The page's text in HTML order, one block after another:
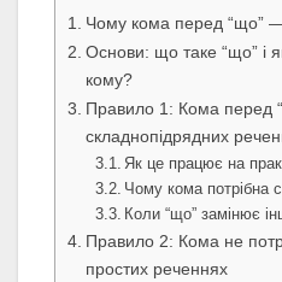
Чому кома перед “що”
Основи: що таке “що” і
кому?
Правило 1: Кома перед
складнопідрядних
Як це працює на
Чому кома потрібна
Коли “що” замінює
Правило 2: Кома не
простих реченнях